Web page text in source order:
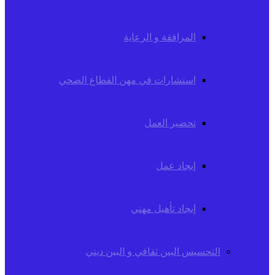
المرافقة و الرعاية
استشارات في مهن القطاع الصحي
تحضير العمل
إيجاد عمل
إيجاد تأهيل مهني
التحسيس البين ثقافي و البين ديني